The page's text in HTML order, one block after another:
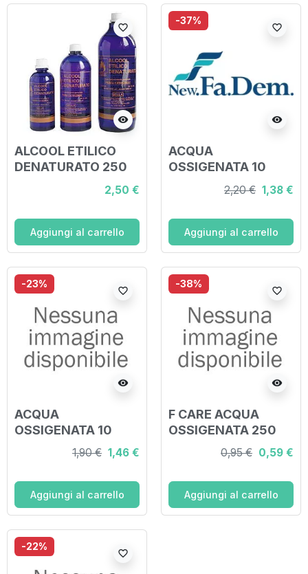
visibility
favorite_border
ALCOOL ETILICO
DENATURATO 250
2,50 €
Aggiungi al carrello
-37%
visibility
favorite_border
ACQUA
OSSIGENATA 10
VOLUMI 250 ML
2,20 € 1,38 €
Aggiungi al carrello
-23%
visibility
favorite_border
ACQUA
OSSIGENATA 10
VOLUMI 250 ML
1,90 € 1,46 €
Aggiungi al carrello
-38%
visibility
favorite_border
F CARE ACQUA
OSSIGENATA 250
0,95 € 0,59 €
Aggiungi al carrello
-22%
favorite_border